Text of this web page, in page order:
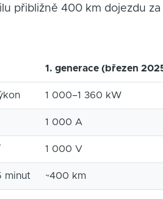
přibližně 400 km dojezdu
1. generace (březen
1 000–1 360 kW
1 000 A
1 000 V
minut ~400 km